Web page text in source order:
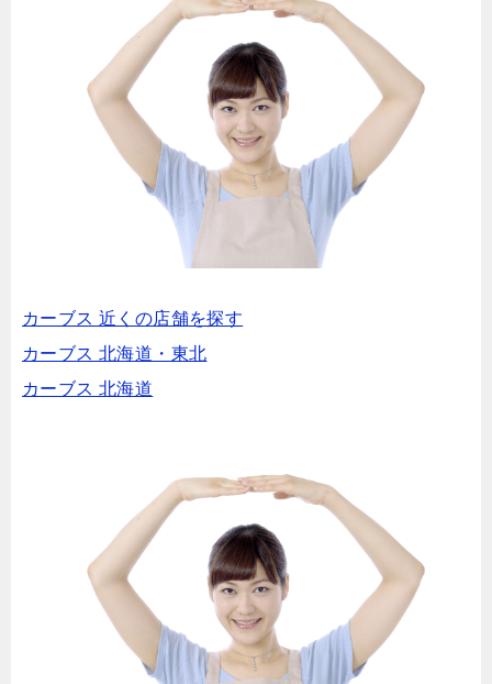
カーブス 近くの店舗を探す
カーブス 北海道・東北
カーブス 北海道